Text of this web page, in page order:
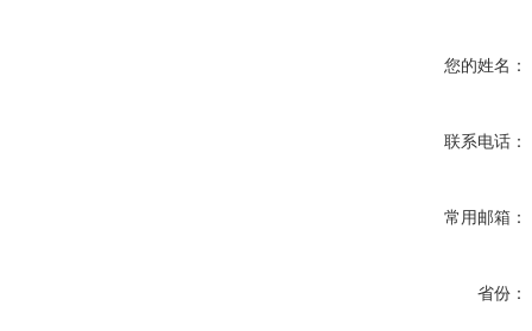
您的姓名：
联系电话：
常用邮箱：
省份：